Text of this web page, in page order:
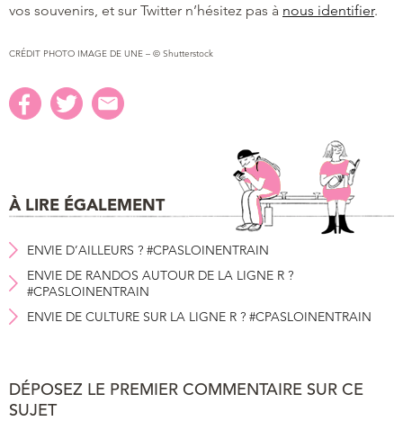
vos souvenirs, et sur Twitter n’hésitez pas à nous identifier.
CRÉDIT PHOTO IMAGE DE UNE – © Shutterstock
À LIRE ÉGALEMENT
ENVIE D’AILLEURS ? #CPASLOINENTRAIN
ENVIE DE RANDOS AUTOUR DE LA LIGNE R ?
#CPASLOINENTRAIN
ENVIE DE CULTURE SUR LA LIGNE R ? #CPASLOINENTRAIN
DÉPOSEZ LE PREMIER COMMENTAIRE SUR CE
SUJET